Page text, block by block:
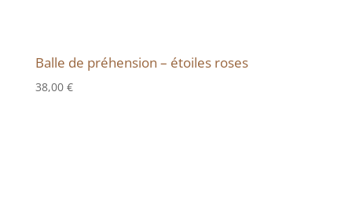
Balle de préhension – étoiles roses
38,00 €